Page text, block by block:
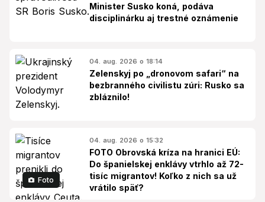
Minister Susko koná, podáva
disciplinárku aj trestné oznámenie
04. aug. 2026 o 18:14
Zelenskyj po „dronovom safari“ na
bezbranného civilistu zúri: Rusko sa
zbláznilo!
Foto
04. aug. 2026 o 15:32
FOTO Obrovská kríza na hranici EÚ:
Do španielskej enklávy vtrhlo až 72-
tisíc migrantov! Koľko z nich sa už
vrátilo späť?